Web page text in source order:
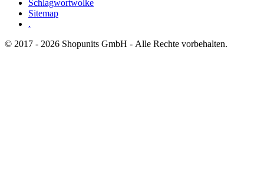
Schlagwortwolke
Sitemap
.
© 2017 - 2026 Shopunits GmbH - Alle Rechte vorbehalten.